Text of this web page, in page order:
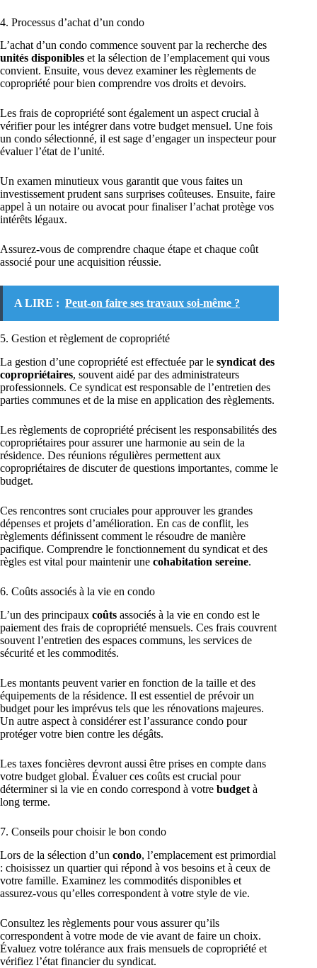
4. Processus d’achat d’un condo
L’achat d’un condo commence souvent par la recherche des
unités disponibles et la sélection de l’emplacement qui vous
convient. Ensuite, vous devez examiner les règlements de
copropriété pour bien comprendre vos droits et devoirs.
Les frais de copropriété sont également un aspect crucial à
vérifier pour les intégrer dans votre budget mensuel. Une fois
un condo sélectionné, il est sage d’engager un inspecteur pour
évaluer l’état de l’unité.
Un examen minutieux vous garantit que vous faites un
investissement prudent sans surprises coûteuses. Ensuite, faire
appel à un notaire ou avocat pour finaliser l’achat protège vos
intérêts légaux.
Assurez-vous de comprendre chaque étape et chaque coût
associé pour une acquisition réussie.
A LIRE : Peut-on faire ses travaux soi-même ?
5. Gestion et règlement de copropriété
La gestion d’une copropriété est effectuée par le syndicat des
copropriétaires, souvent aidé par des administrateurs
professionnels. Ce syndicat est responsable de l’entretien des
parties communes et de la mise en application des règlements.
Les règlements de copropriété précisent les responsabilités des
copropriétaires pour assurer une harmonie au sein de la
résidence. Des réunions régulières permettent aux
copropriétaires de discuter de questions importantes, comme le
budget.
Ces rencontres sont cruciales pour approuver les grandes
dépenses et projets d’amélioration. En cas de conflit, les
règlements définissent comment le résoudre de manière
pacifique. Comprendre le fonctionnement du syndicat et des
règles est vital pour maintenir une cohabitation sereine.
6. Coûts associés à la vie en condo
L’un des principaux coûts associés à la vie en condo est le
paiement des frais de copropriété mensuels. Ces frais couvrent
souvent l’entretien des espaces communs, les services de
sécurité et les commodités.
Les montants peuvent varier en fonction de la taille et des
équipements de la résidence. Il est essentiel de prévoir un
budget pour les imprévus tels que les rénovations majeures.
Un autre aspect à considérer est l’assurance condo pour
protéger votre bien contre les dégâts.
Les taxes foncières devront aussi être prises en compte dans
votre budget global. Évaluer ces coûts est crucial pour
déterminer si la vie en condo correspond à votre budget à
long terme.
7. Conseils pour choisir le bon condo
Lors de la sélection d’un condo, l’emplacement est primordial
: choisissez un quartier qui répond à vos besoins et à ceux de
votre famille. Examinez les commodités disponibles et
assurez-vous qu’elles correspondent à votre style de vie.
Consultez les règlements pour vous assurer qu’ils
correspondent à votre mode de vie avant de faire un choix.
Évaluez votre tolérance aux frais mensuels de copropriété et
vérifiez l’état financier du syndicat.